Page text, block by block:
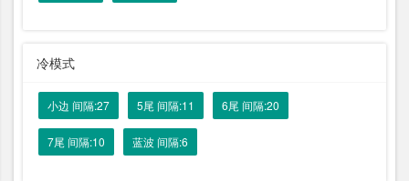
冷模式
小边 间隔:27 5尾 间隔:11 6尾 间隔:20
7尾 间隔:10 蓝波 间隔:6